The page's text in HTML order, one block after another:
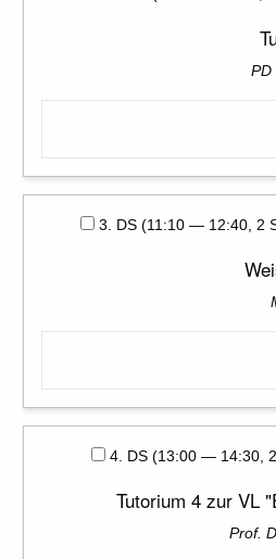
PD
3. DS (11:10 — 12:40, 2
4. DS (13:00 — 14:30,
Tutorium 4 zur VL
Prof.